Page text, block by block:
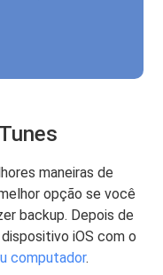
maneiras de
opção se você
backup. Depois de
iOS com o
computador.